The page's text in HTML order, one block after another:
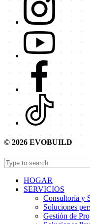
© 2026 EVOBUILD
HOGAR
SERVICIOS
Consultoría y
Soluciones
Gestión de